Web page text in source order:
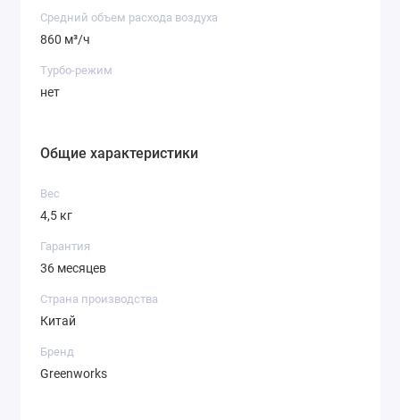
Общие характеристики
Вес
4,5 кг
Гарантия
36 месяцев
Страна производства
Китай
Бренд
Greenworks
Средний объем расхода воздуха
860 м³/ч
Турбо-режим
нет